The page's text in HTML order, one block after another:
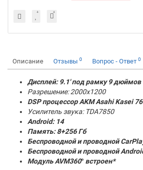
Описание Отзывы 0 Вопрос - Ответ 0
Дисплей: 9.1' под рамку 9 дюймов
Разрешение: 2000x1200
DSP процессор AKM Asahi Kasei
Усилитель звука: TDA7850
Android: 14
Память:8+256 Гб
Беспроводной и проводной
Беспроводной и проводной
Модуль AVM360° встроен*